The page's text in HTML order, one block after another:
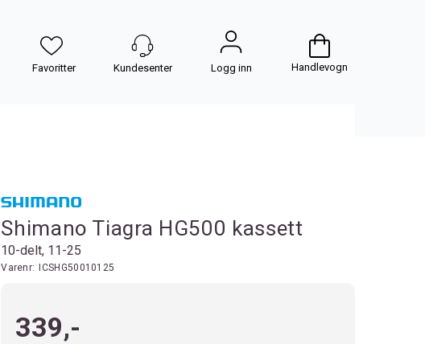
Logg inn Handlevogn
Shimano Tiagra HG500 kassett
10-delt, 11-25
Varenr: ICSHG50010125
339,-